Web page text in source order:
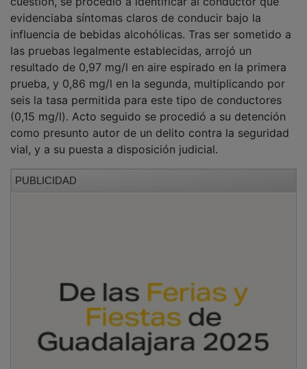
evidenciaba síntomas claros de conducir bajo la
influencia de bebidas alcohólicas. Tras ser sometido a
las pruebas legalmente establecidas, arrojó un
resultado de 0,97 mg/l en aire espirado en la primera
prueba, y 0,86 mg/l en la segunda, multiplicando por
seis la tasa permitida para este tipo de conductores
(0,15 mg/l). Acto seguido se procedió a su detención
como presunto autor de un delito contra la seguridad
vial, y a su puesta a disposición judicial.